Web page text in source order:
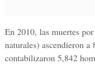
En 2010, las muertes
naturales) ascendieron a
contabilizaron 5,842